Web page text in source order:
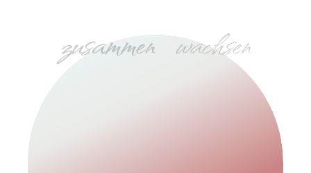
zusammenwachsen